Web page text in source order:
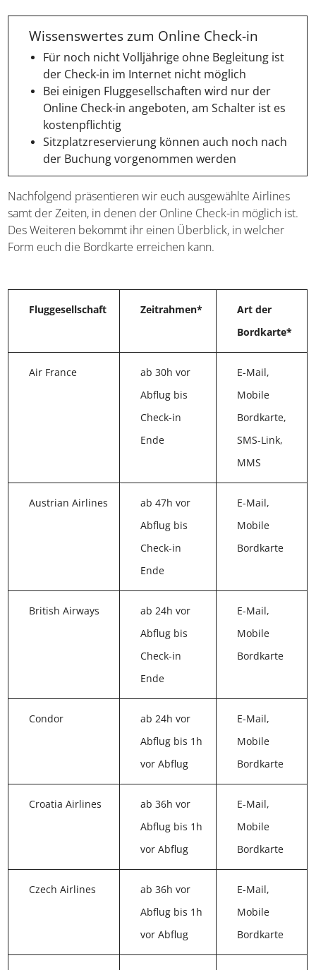
Wissenswertes zum Online Check-in
Für noch nicht Volljährige ohne Begleitung ist
der Check-in im Internet nicht möglich
Bei einigen Fluggesellschaften wird nur der
Online Check-in angeboten, am Schalter ist es
kostenpflichtig
Sitzplatzreservierung können auch noch
nach der Buchung vorgenommen werden
Nachfolgend präsentieren wir euch ausgewählte Airlines
samt der Zeiten, in denen der Online Check-in möglich
ist. Des Weiteren bekommt ihr einen Überblick, in
welcher Form euch die Bordkarte erreichen kann.
Fluggesellschaft Zeitrahmen*
Art der
Bordkarte*
Air France
ab 30h vor
Abflug bis
Check-in
Ende
E-Mail,
Mobile
Bordkarte,
SMS-Link,
MMS
Austrian
ab 47h vor
Abflug bis
Check-in
Ende
E-Mail,
Mobile
Bordkarte
British Airways
ab 24h vor
Abflug bis
Check-in
Ende
E-Mail,
Mobile
Bordkarte
Condor
ab 24h vor
Abflug bis 1h
vor Abflug
E-Mail,
Mobile
Bordkarte
Croatia Airlines
ab 36h vor
Abflug bis 1h
vor Abflug
E-Mail,
Mobile
Bordkarte
Czech Airlines
ab 36h vor
Abflug bis 1h
vor Abflug
E-Mail,
Mobile
Bordkarte